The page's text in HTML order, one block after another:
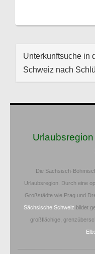
Unterkunftsuche in
Schweiz nach
Die Sächsisch-
Urlaubsregion. Durch eine
Großstädte wie Prag und
Sächsische Schweiz bildet
großflächige,